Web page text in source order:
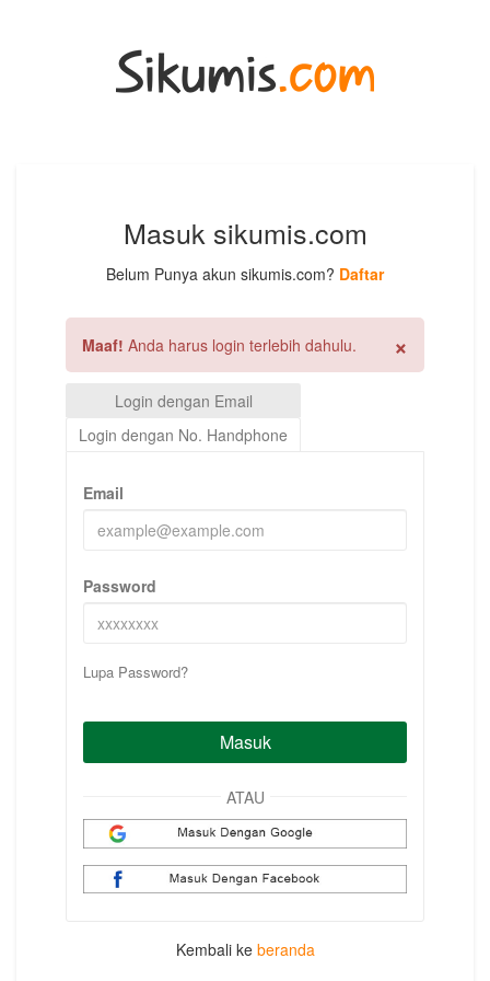
Masuk sikumis.com
Belum Punya akun sikumis.com? Daftar
×
Maaf! Anda harus login terlebih dahulu.
Login dengan Email
Login dengan No. Handphone
Email
Password
Lupa Password?
Masuk
ATAU
Kembali ke beranda